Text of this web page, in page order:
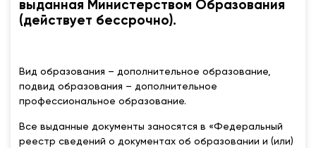
выданная Министерством Образования
(действует бессрочно).
Вид образования – дополнительное образование,
подвид образования – дополнительное
профессиональное образование.
Все выданные документы заносятся в «Федеральный
реестр сведений о документах об образовании и (или)